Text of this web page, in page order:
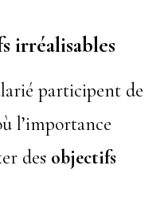
irréalisables
participent de
l’importance
des objectifs